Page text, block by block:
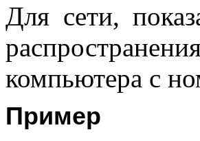
Для сети,
компьютера с
Пример